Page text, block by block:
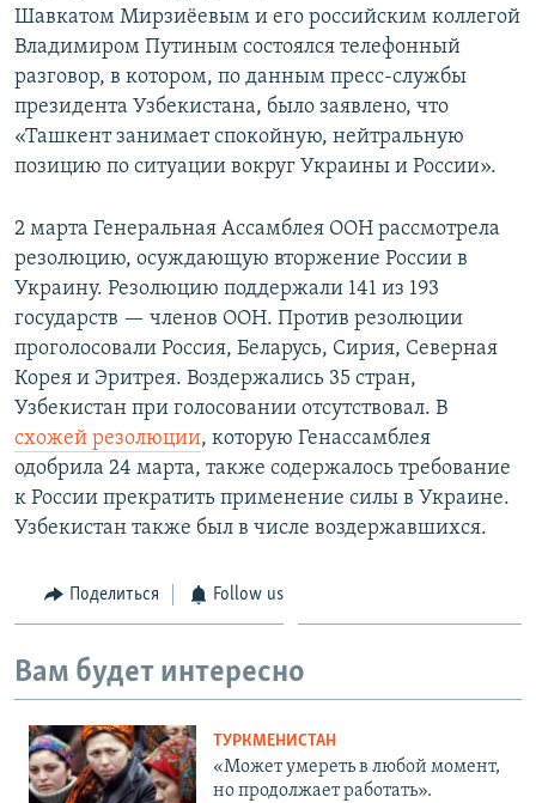
Шавкатом Мирзиёевым и его российским коллегой
Владимиром Путиным состоялся телефонный
разговор, в котором, по данным пресс-службы
президента Узбекистана, было заявлено, что
«Ташкент занимает спокойную, нейтральную
позицию по ситуации вокруг Украины и России».
2 марта Генеральная Ассамблея ООН рассмотрела
резолюцию, осуждающую вторжение России в
Украину. Резолюцию поддержали 141 из 193
государств — членов ООН. Против резолюции
проголосовали Россия, Беларусь, Сирия, Северная
Корея и Эритрея. Воздержались 35 стран,
Узбекистан при голосовании отсутствовал. В
схожей резолюции, которую Генассамблея
одобрила 24 марта, также содержалось требование
к России прекратить применение силы в Украине.
Узбекистан также был в числе воздержавшихся.
Поделиться Follow us
Вам будет интересно
ТУРКМЕНИСТАН
«Может умереть в любой момент,
но продолжает работать».